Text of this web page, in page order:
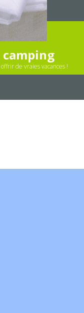
camping
de vraies vacances !